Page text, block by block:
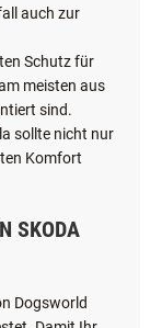
auch zur
Schutz für
meisten aus
sind.
sollte nicht nur
Komfort
SKODA
Dogsworld